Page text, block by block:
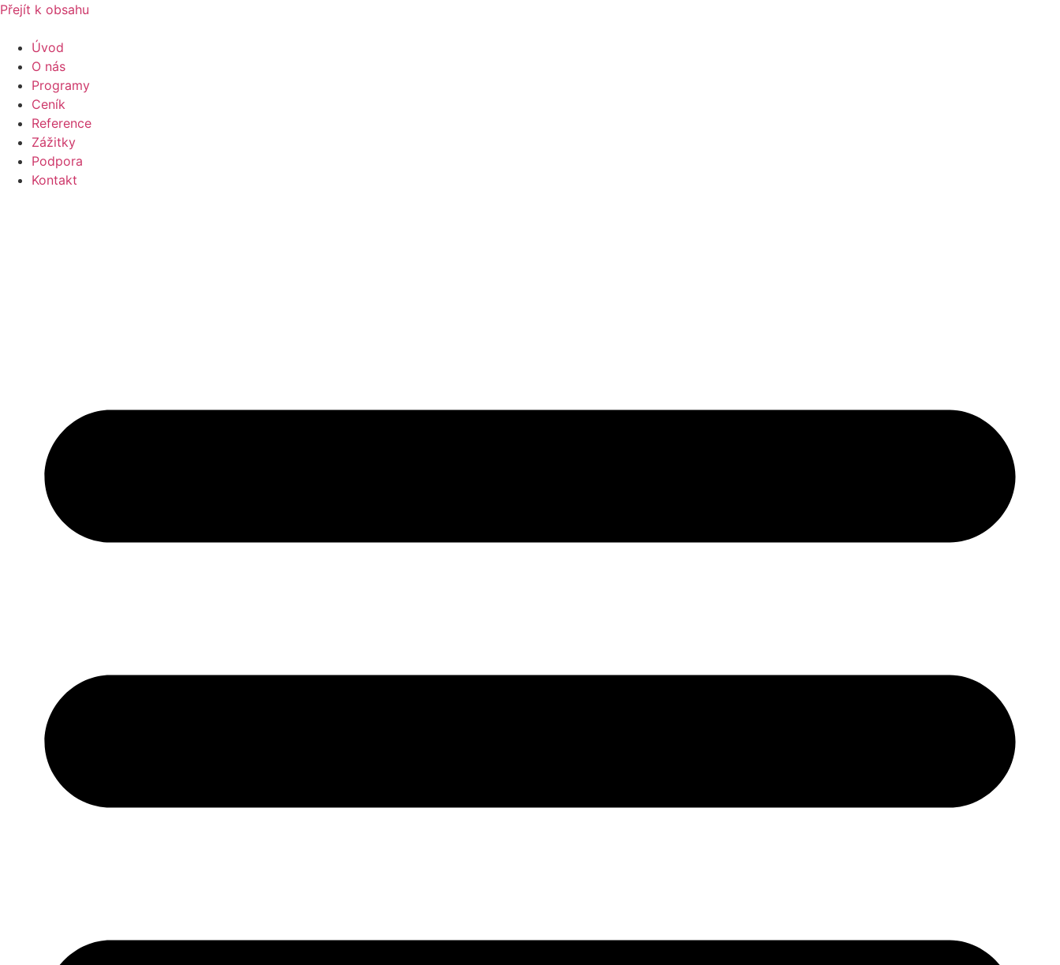
Přejít k obsahu
Úvod
O nás
Programy
Ceník
Reference
Zážitky
Podpora
Kontakt